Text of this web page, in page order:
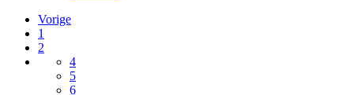
Vorige
1
2
4
5
6